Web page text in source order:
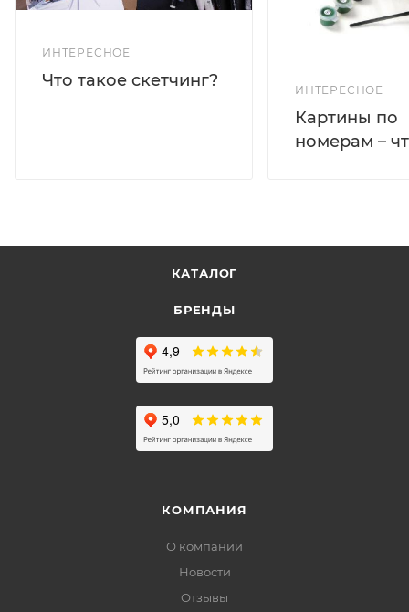
ИНТЕРЕСНОЕ
Что такое скетчинг?
ИНТЕРЕСНОЕ
Картины по
номерам –
КАТАЛОГ
БРЕНДЫ
КОМПАНИЯ
О компании
Новости
Отзывы